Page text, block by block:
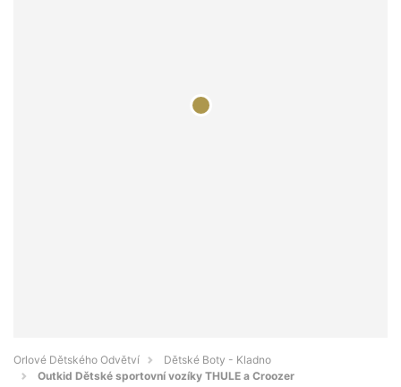
Orlové Dětského Odvětví
Dětské Boty - Kladno
Outkid Dětské sportovní vozíky THULE a Croozer